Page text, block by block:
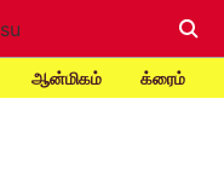
ஆன்மிகம் க்ரைம்